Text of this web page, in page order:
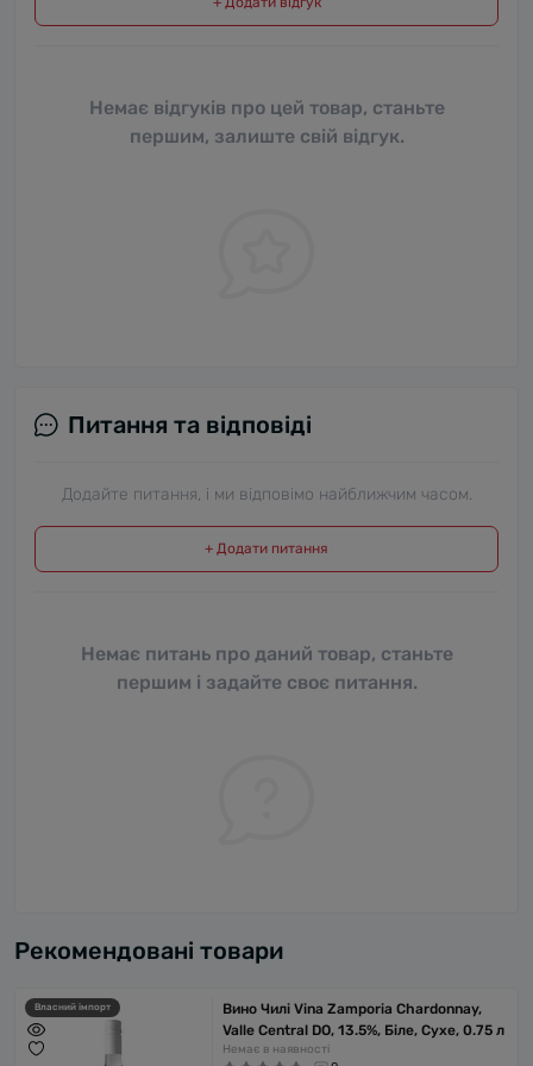
Немає відгуків про цей товар, станьте
першим, залиште свій відгук.
Питання та відповіді
Додайте питання, і ми відповімо найближчим часом.
+ Додати питання
Немає питань про даний товар, станьте
першим і задайте своє питання.
Рекомендовані товари
Власний імпорт
Вино Чилі Vina Zamporia Chardonnay,
Valle Central DO, 13.5%, Біле, Сухе, 0.75 л
Немає в наявності